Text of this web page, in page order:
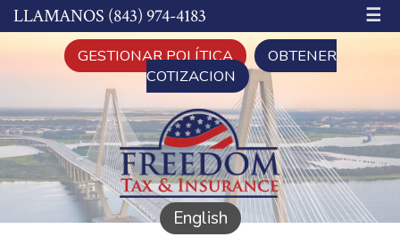
LLAMANOS (843) 974-4183 ☰
GESTIONAR POLÍTICA
OBTENER
COTIZACION
English